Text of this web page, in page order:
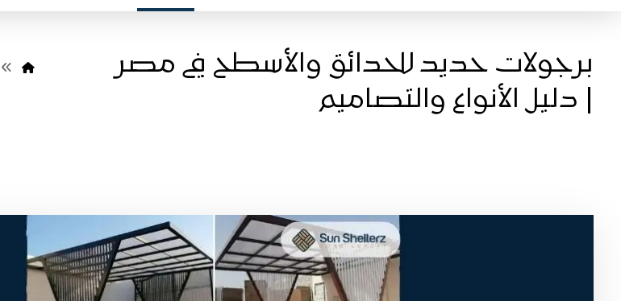
برجولات حديد للحدائق والأسطح في مصر
| دليل الأنواع والتصاميم